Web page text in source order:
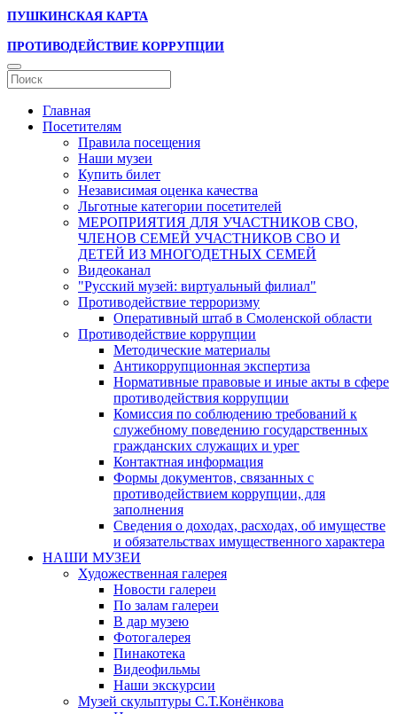
ПУШКИНСКАЯ КАРТА
ПРОТИВОДЕЙСТВИЕ КОРРУПЦИИ
Главная
Посетителям
Правила посещения
Наши музеи
Купить билет
Независимая оценка качества
Льготные категории посетителей
МЕРОПРИЯТИЯ ДЛЯ УЧАСТНИКОВ СВО,
ЧЛЕНОВ СЕМЕЙ УЧАСТНИКОВ СВО И
ДЕТЕЙ ИЗ МНОГОДЕТНЫХ СЕМЕЙ
Видеоканал
"Русский музей: виртуальный филиал"
Противодействие терроризму
Оперативный штаб в Смоленской области
Противодействие коррупции
Методические материалы
Антикоррупционная экспертиза
Нормативные правовые и иные акты в сфере
противодействия коррупции
Комиссия по соблюдению требований к
служебному поведению государственных
гражданских служащих и урег
Контактная информация
Формы документов, связанных с
противодействием коррупции, для
заполнения
Сведения о доходах, расходах, об имуществе
и обязательствах имущественного характера
НАШИ МУЗЕИ
Художественная галерея
Новости галереи
По залам галереи
В дар музею
Фотогалерея
Пинакотека
Видеофильмы
Наши экскурсии
Музей скульптуры С.Т.Конёнкова